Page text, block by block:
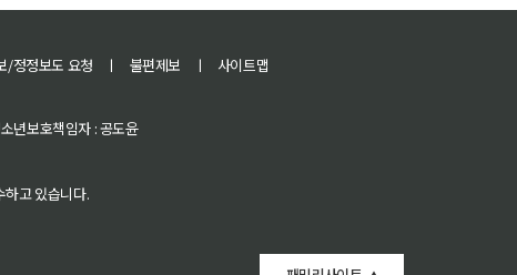
/정정보도 요청 ㅣ 불편제보 ㅣ
사이트맵
년보호책임자 : 공도윤
하고 있습니다.